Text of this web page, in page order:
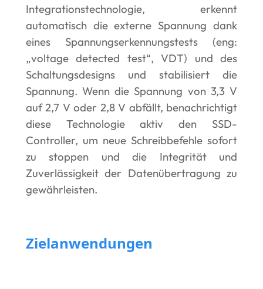
Integrationstechnologie, erkennt
automatisch die externe Spannung dank
eines Spannungserkennungstests (eng:
„voltage detected test“, VDT) und des
Schaltungsdesigns und stabilisiert die
Spannung. Wenn die Spannung von 3,3 V
auf 2,7 V oder 2,8 V abfällt, benachrichtigt
diese Technologie aktiv den SSD-
Controller, um neue Schreibbefehle sofort
zu stoppen und die Integrität und
Zuverlässigkeit der Datenübertragung zu
gewährleisten.
Zielanwendungen